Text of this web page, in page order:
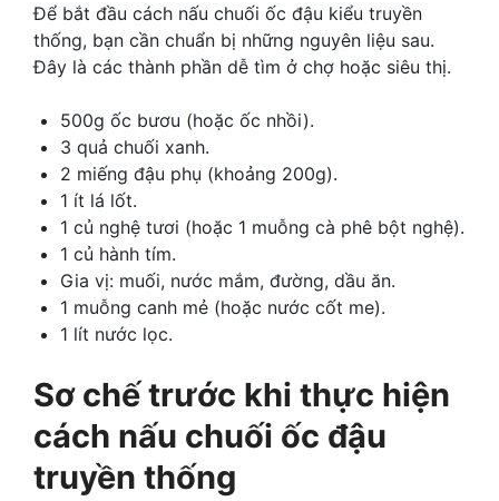
Để bắt đầu cách nấu chuối ốc đậu kiểu truyền
thống, bạn cần chuẩn bị những nguyên liệu sau.
Đây là các thành phần dễ tìm ở chợ hoặc siêu thị.
500g ốc bươu (hoặc ốc nhồi).
3 quả chuối xanh.
2 miếng đậu phụ (khoảng 200g).
1 ít lá lốt.
1 củ nghệ tươi (hoặc 1 muỗng cà phê bột nghệ).
1 củ hành tím.
Gia vị: muối, nước mắm, đường, dầu ăn.
1 muỗng canh mẻ (hoặc nước cốt me).
1 lít nước lọc.
Sơ chế trước khi thực hiện
cách nấu chuối ốc đậu
truyền thống